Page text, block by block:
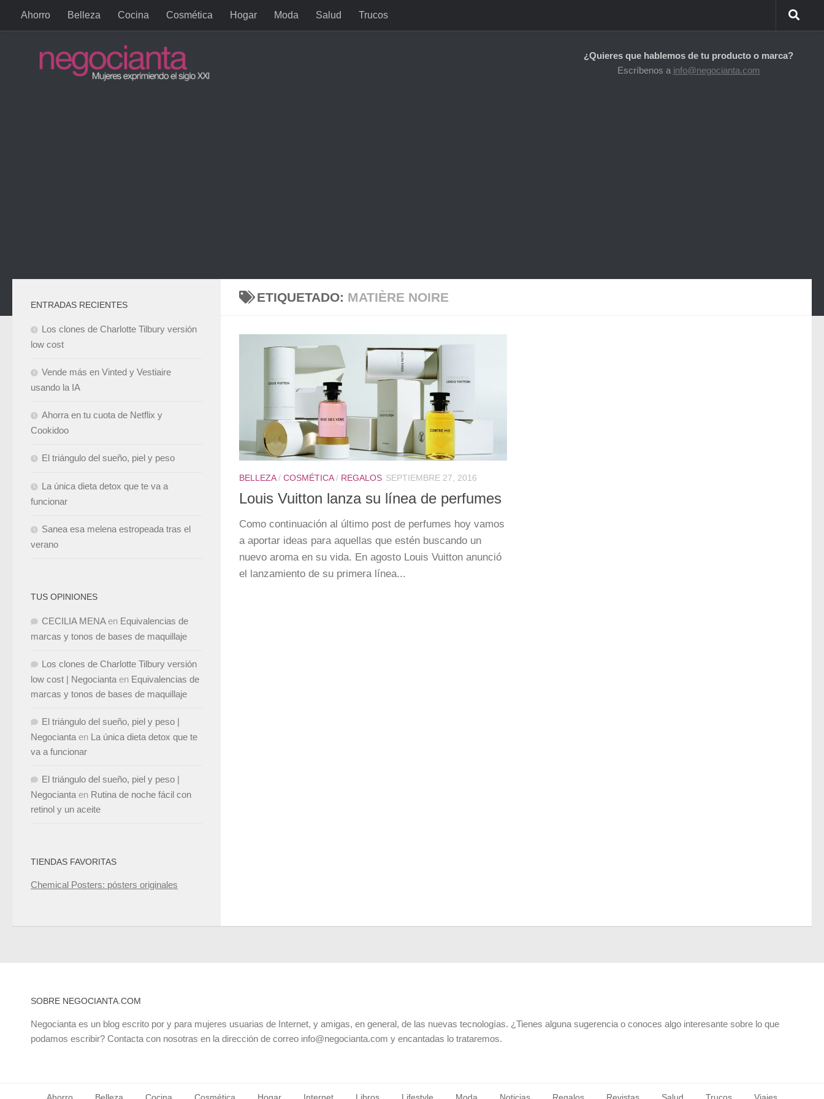
Saltar al contenido
Ahorro Belleza Cocina Cosmética Hogar Moda Salud Trucos
¿Quieres que hablemos de tu producto o marca?
Escríbenos a info@negocianta.com
ETIQUETADO: MATIÈRE NOIRE
BELLEZA/ COSMÉTICA/ REGALOS SEPTIEMBRE 27, 2016
Louis Vuitton lanza su línea de perfumes
Como continuación al último post de perfumes hoy vamos
a aportar ideas para aquellas que estén buscando un
nuevo aroma en su vida. En agosto Louis Vuitton anunció
el lanzamiento de su primera línea...
ENTRADAS RECIENTES
Los clones de Charlotte Tilbury versión
low cost
Vende más en Vinted y Vestiaire
usando la IA
Ahorra en tu cuota de Netflix y
Cookidoo
El triángulo del sueño, piel y peso
La única dieta detox que te va a
funcionar
Sanea esa melena estropeada tras el
verano
TUS OPINIONES
CECILIA MENAen Equivalencias de
marcas y tonos de bases de maquillaje
Los clones de Charlotte Tilbury versión
low cost | Negocianta en Equivalencias de
marcas y tonos de bases de maquillaje
El triángulo del sueño, piel y peso |
Negocianta en La única dieta detox que te
va a funcionar
El triángulo del sueño, piel y peso |
Negocianta en Rutina de noche fácil con
retinol y un aceite
TIENDAS FAVORITAS
Chemical Posters: pósters originales
SOBRE NEGOCIANTA.COM
Negocianta es un blog escrito por y para mujeres usuarias de Internet, y amigas, en general, de las nuevas tecnologías. ¿Tienes alguna sugerencia o conoces algo interesante sobre lo que
podamos escribir? Contacta con nosotras en la dirección de correo info@negocianta.com y encantadas lo trataremos.